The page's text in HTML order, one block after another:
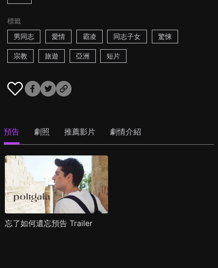
標籤
男同志
愛情 霸凌 同志子女 驚悚
宗教 旅遊 亞洲 短片
預告 劇照 推薦影片 劇情介紹
忘了如何遺忘預告 Trailer